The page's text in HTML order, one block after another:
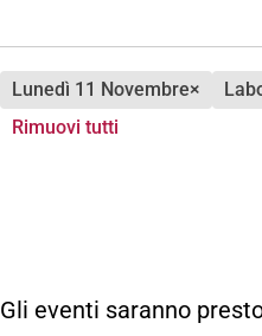
lunedì 11 Novembre×
Rimuovi tutti
Gli eventi saranno